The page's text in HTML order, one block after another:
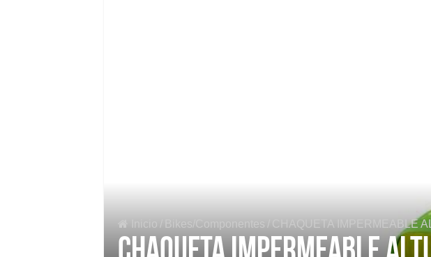
Inicio / Bikes/Componentes / CHAQUETA IMPERMEABLE